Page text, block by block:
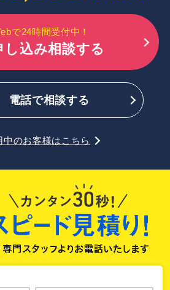
で24時間受付中！
し込み相談する
電話で相談する
中のお客様はこちら